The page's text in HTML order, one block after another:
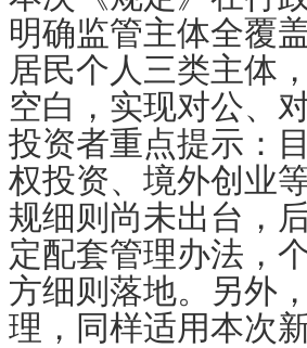
明确监管主体全覆
居民个人三类主体
空白，实现对公、
投资者重点提示 ：
权投资、境外创业
规细则尚未出台，
定配套管理办法，
方细则落地。另外
理，同样适用本次